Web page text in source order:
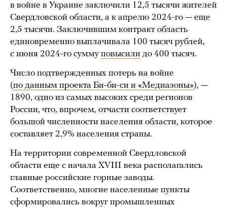
в войне в Украине заключили 12,5 тысячи жителей
Свердловской области, а к апрелю 2024-го — еще
2,5 тысячи. Заключившим контракт область
единовременно выплачивала 100 тысяч рублей,
с июня 2024-го суммуповысили до 400 тысяч.
Число подтвержденных потерь на войне
(по данным проекта Би-би-си и «Медиазоны»), —
1890, одно из самых высоких среди регионов
России, что, впрочем, отчасти соответствует
большой численности населения области, которое
составляет 2,9% населения страны.
На территории современной Свердловской
области еще с начала XVIII века располагались
главные российские горные заводы.
Соответственно, многие населенные пункты
сформировались вокруг промышленных